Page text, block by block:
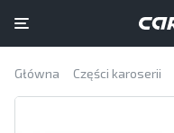
Główna Części karoserii